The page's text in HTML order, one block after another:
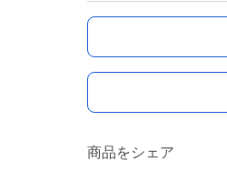
商品をシェア